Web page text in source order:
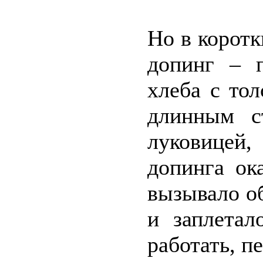
Но в
допинг –
хлеба с
длинным
допинга
вызывало
и
работать,